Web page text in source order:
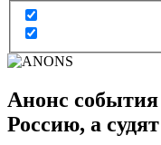
Анонс
Россию, а